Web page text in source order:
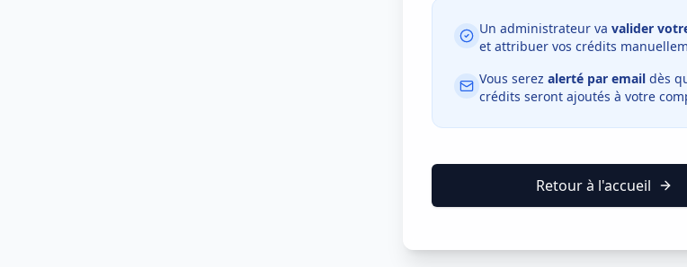
Un administrateur va valider
et attribuer vos crédits
Vous serez alerté par email dès
crédits seront ajoutés à votre
Retour à l'accueil